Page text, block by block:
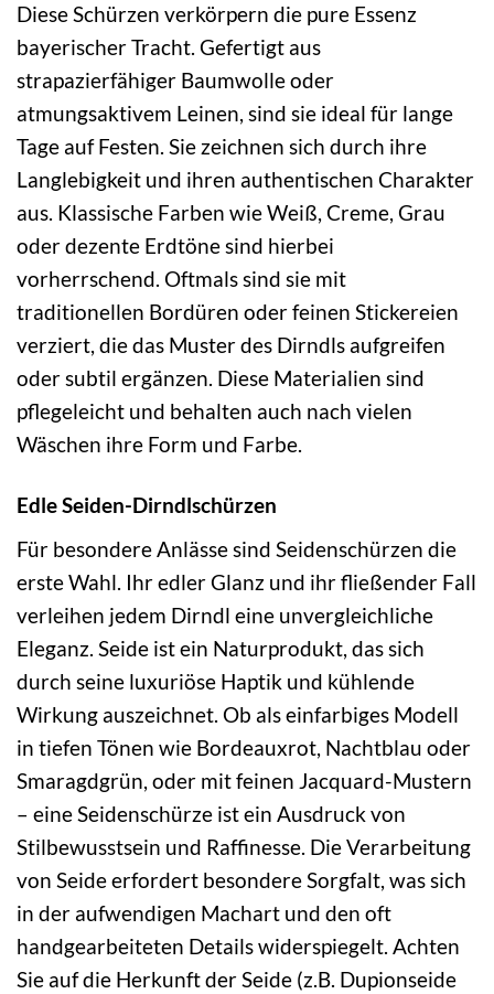
Diese Schürzen verkörpern die pure Essenz
bayerischer Tracht. Gefertigt aus
strapazierfähiger Baumwolle oder
atmungsaktivem Leinen, sind sie ideal für lange
Tage auf Festen. Sie zeichnen sich durch ihre
Langlebigkeit und ihren authentischen Charakter
aus. Klassische Farben wie Weiß, Creme, Grau
oder dezente Erdtöne sind hierbei
vorherrschend. Oftmals sind sie mit
traditionellen Bordüren oder feinen Stickereien
verziert, die das Muster des Dirndls aufgreifen
oder subtil ergänzen. Diese Materialien sind
pflegeleicht und behalten auch nach vielen
Wäschen ihre Form und Farbe.
Edle Seiden-Dirndlschürzen
Für besondere Anlässe sind Seidenschürzen die
erste Wahl. Ihr edler Glanz und ihr fließender Fall
verleihen jedem Dirndl eine unvergleichliche
Eleganz. Seide ist ein Naturprodukt, das sich
durch seine luxuriöse Haptik und kühlende
Wirkung auszeichnet. Ob als einfarbiges Modell
in tiefen Tönen wie Bordeauxrot, Nachtblau oder
Smaragdgrün, oder mit feinen Jacquard-Mustern
– eine Seidenschürze ist ein Ausdruck von
Stilbewusstsein und Raffinesse. Die Verarbeitung
von Seide erfordert besondere Sorgfalt, was sich
in der aufwendigen Machart und den oft
handgearbeiteten Details widerspiegelt. Achten
Sie auf die Herkunft der Seide (z.B. Dupionseide